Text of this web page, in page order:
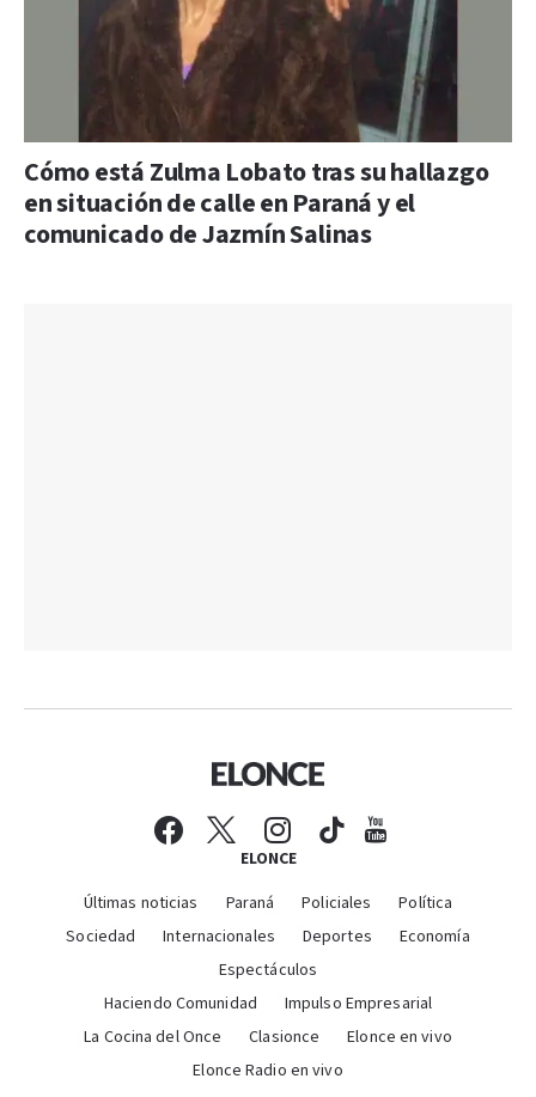
Cómo está Zulma Lobato tras su hallazgo
en situación de calle en Paraná y el
comunicado de Jazmín Salinas
ELONCE
Últimas noticias Paraná Policiales
Política
Sociedad
Internacionales Deportes
Economía
Espectáculos
Haciendo Comunidad
Impulso Empresarial
La Cocina del Once
Clasionce
Elonce en vivo
Elonce Radio en vivo